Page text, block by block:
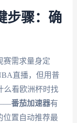
步骤：确
赛需求量身定
直播，但用普
么看欧洲杯时找
——番茄加速器有
位置自动推荐最